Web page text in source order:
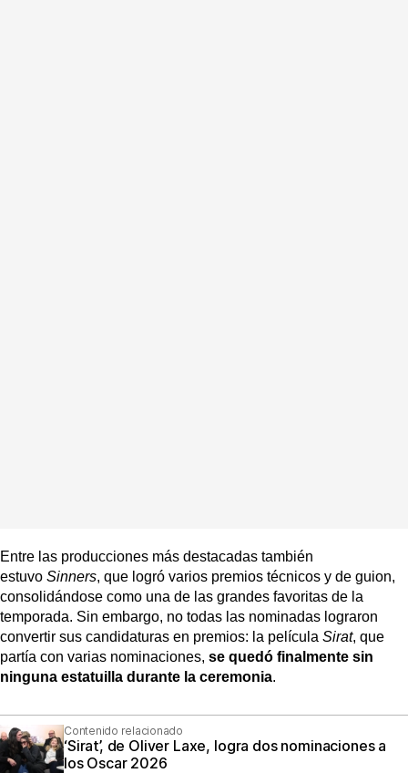
Entre las producciones más destacadas también
estuvo Sinners, que logró varios premios técnicos y de guion,
consolidándose como una de las grandes favoritas de la
temporada. Sin embargo, no todas las nominadas lograron
convertir sus candidaturas en premios: la película Sirat, que
partía con varias nominaciones, se quedó finalmente sin
ninguna estatuilla durante la ceremonia.
Contenido relacionado
‘Sirat’, de Oliver Laxe, logra dos nominaciones a
los Oscar 2026